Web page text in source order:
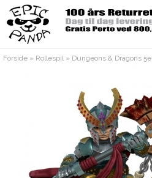
Forside » Rollespil» Dungeons & Dragons 5e